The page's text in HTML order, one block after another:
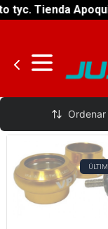
Tienda
Direcciones
Ordenar